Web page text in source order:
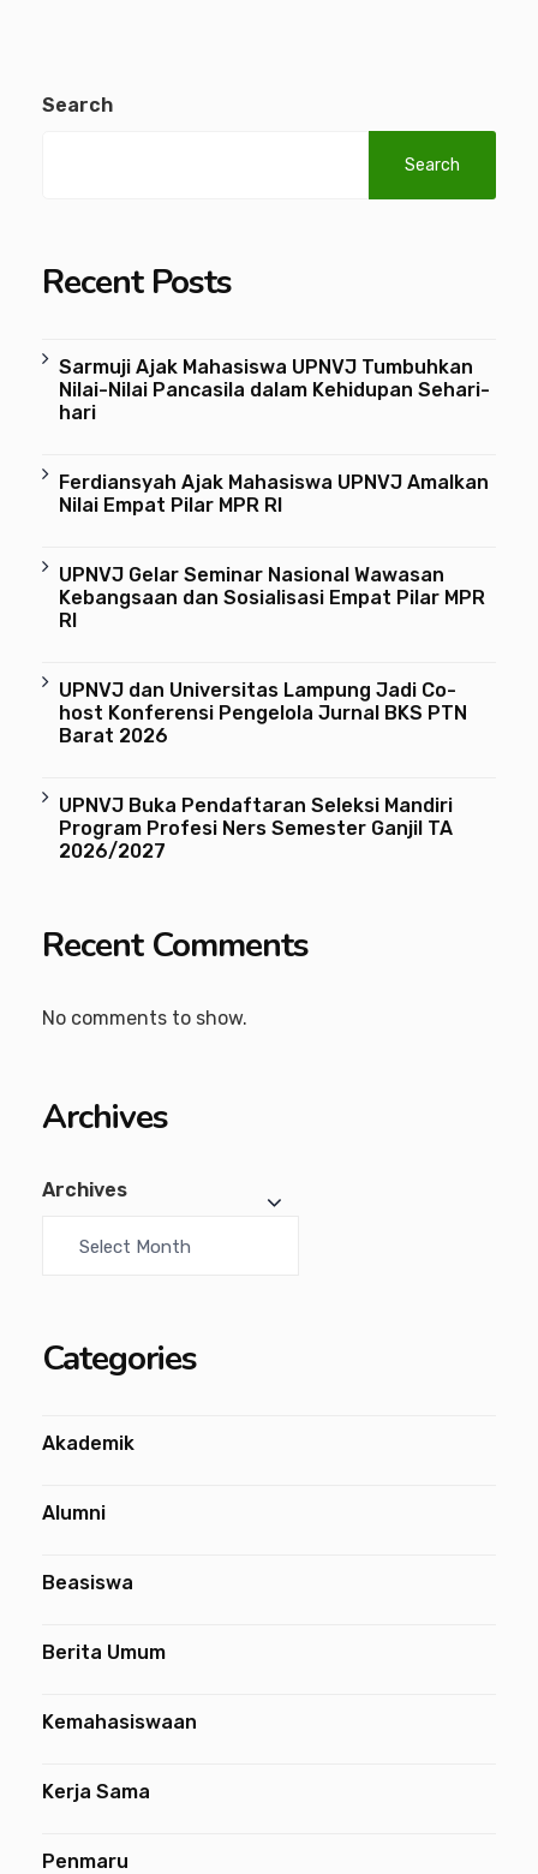
Search
Search
Recent Posts
Sarmuji Ajak Mahasiswa UPNVJ Tumbuhkan
Nilai-Nilai Pancasila dalam Kehidupan Sehari-
hari
Ferdiansyah Ajak Mahasiswa UPNVJ Amalkan
Nilai Empat Pilar MPR RI
UPNVJ Gelar Seminar Nasional Wawasan
Kebangsaan dan Sosialisasi Empat Pilar MPR
RI
UPNVJ dan Universitas Lampung Jadi Co-
host Konferensi Pengelola Jurnal BKS PTN
Barat 2026
UPNVJ Buka Pendaftaran Seleksi Mandiri
Program Profesi Ners Semester Ganjil TA
2026/2027
Recent Comments
No comments to show.
Archives
Archives
Categories
Akademik
Alumni
Beasiswa
Berita Umum
Kemahasiswaan
Kerja Sama
Penmaru